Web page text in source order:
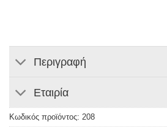
Περιγραφή
Εταιρία
Κωδικός προϊόντος: 208